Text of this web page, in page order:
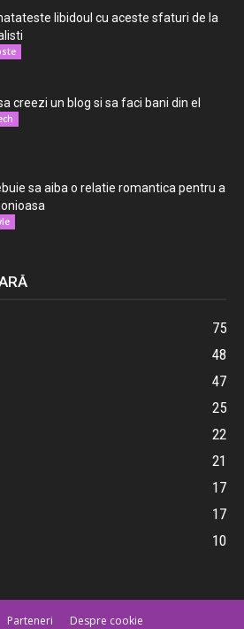
libidoul cu aceste sfaturi de la
creezi un blog si sa faci bani din el
sa aiba o relatie romantica pentru a
75
48
47
25
22
21
17
17
10
Parteneri Despre cookie